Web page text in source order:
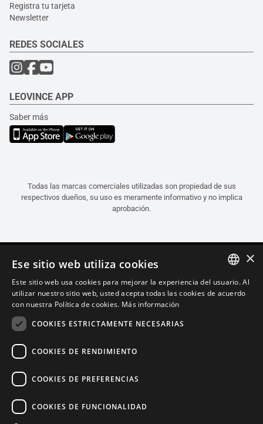
Registra tu tarjeta
Newsletter
REDES SOCIALES
LEOVINCE APP
Saber más
Todas las marcas comerciales utilizadas son propiedad de sus
respectivos dueños, su uso es meramente informativo y no implica
aprobación.
Español (Guatemala)
ITALIAN
×
Ese sitio web utiliza cookies
Este sitio web usa cookies para mejorar la experiencia del usuario. Al
utilizar nuestro sitio web, usted acepta todas las cookies de acuerdo
con nuestra Política de cookies. Más información
COOKIES ESTRICTAMENTE NECESARIAS
COOKIES DE RENDIMIENTO
COOKIES DE PREFERENCIAS
COOKIES DE FUNCIONALIDAD